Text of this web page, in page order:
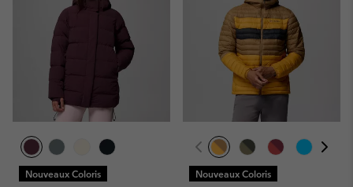
Nouveaux Coloris Nouveaux Coloris